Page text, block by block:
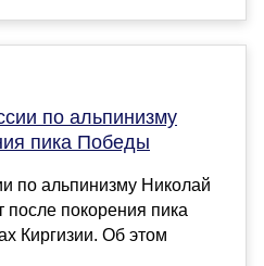
по альпинизму
пика Победы
по альпинизму Николай
покорения пика
Киргизии. Об этом